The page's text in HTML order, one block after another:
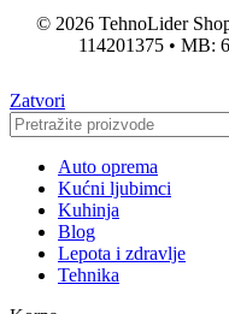
© 2026 TehnoLider
114201375 • MB:
Zatvori
Auto oprema
Kućni ljubimci
Kuhinja
Blog
Lepota i zdravlje
Tehnika